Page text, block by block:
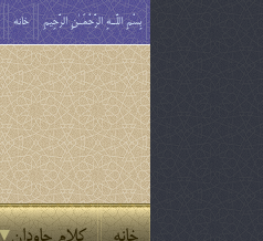
بِسْمِ اللَّـهِ الرَّحْمَـٰنِ الرَّحِيمِ خانه